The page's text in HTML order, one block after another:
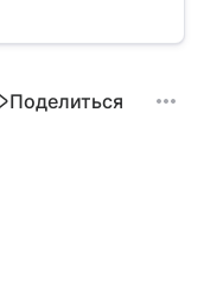
Поделиться